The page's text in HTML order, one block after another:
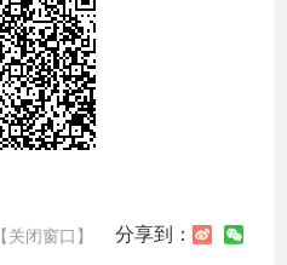
【关闭窗口】 分享到：